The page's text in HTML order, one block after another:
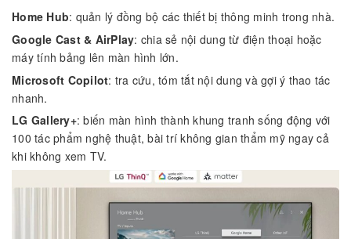
Home Hub: quản lý đồng bộ các thiết bị thông minh trong nhà.
Google Cast & AirPlay: chia sẻ nội dung từ điện thoại hoặc
máy tính bảng lên màn hình lớn.
Microsoft Copilot: tra cứu, tóm tắt nội dung và gợi ý thao tác
nhanh.
LG Gallery+: biến màn hình thành khung tranh sống động với
100 tác phẩm nghệ thuật, bài trí không gian thẩm mỹ ngay cả
khi không xem TV.